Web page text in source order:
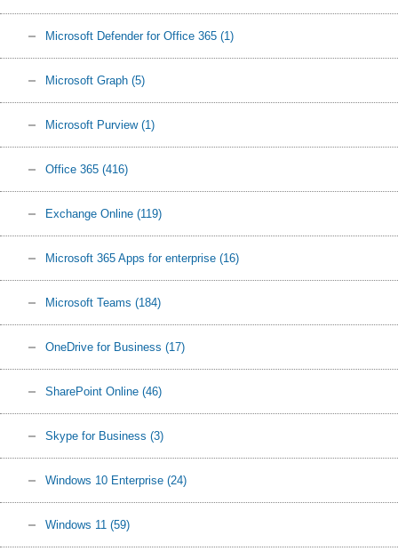
Microsoft Defender for Office 365 (1)
Microsoft Graph (5)
Microsoft Purview (1)
Office 365 (416)
Exchange Online (119)
Microsoft 365 Apps for enterprise (16)
Microsoft Teams (184)
OneDrive for Business (17)
SharePoint Online (46)
Skype for Business (3)
Windows 10 Enterprise (24)
Windows 11 (59)